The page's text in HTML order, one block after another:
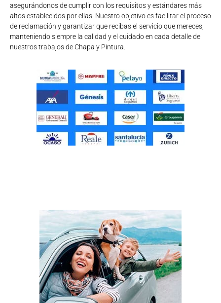
asegurándonos de cumplir con los requisitos y estándares más
altos establecidos por ellas. Nuestro objetivo es facilitar el proceso
de reclamación y garantizar que recibas el servicio que mereces,
manteniendo siempre la calidad y el cuidado en cada detalle de
nuestros trabajos de Chapa y Pintura.